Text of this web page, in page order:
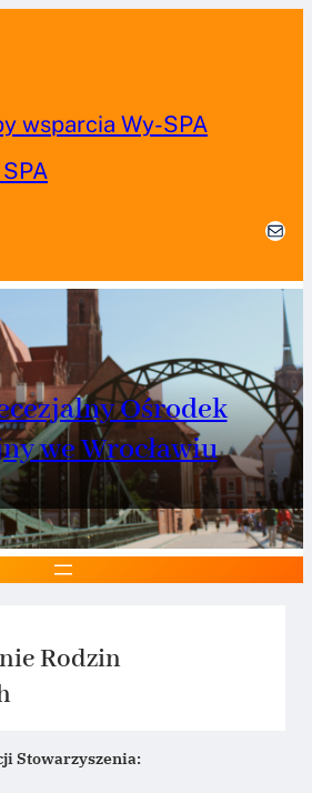
pierwszy krok” –
MAIL
Ośrodek
we Wrocławiu
Rodzin
Stowarzyszenia: